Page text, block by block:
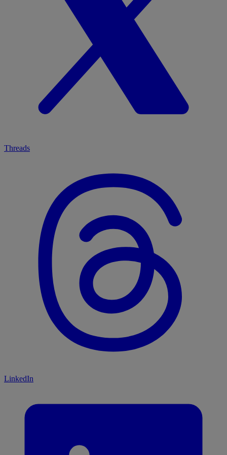
Threads
LinkedIn